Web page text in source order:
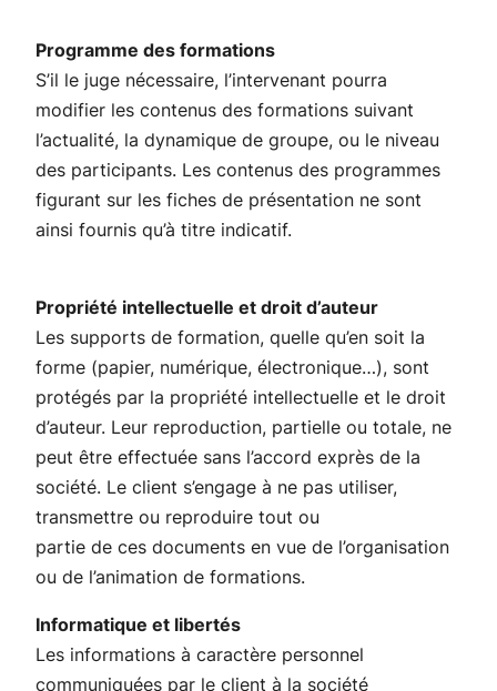
Programme des formations
S’il le juge nécessaire, l’intervenant pourra
modifier les contenus des formations suivant
l’actualité, la dynamique de groupe, ou le niveau
des participants. Les contenus des programmes
figurant sur les fiches de présentation ne sont
ainsi fournis qu’à titre indicatif.
Propriété intellectuelle et droit d’auteur
Les supports de formation, quelle qu’en soit la
forme (papier, numérique, électronique…), sont
protégés par la propriété intellectuelle et le droit
d’auteur. Leur reproduction, partielle ou totale, ne
peut être effectuée sans l’accord exprès de la
société. Le client s’engage à ne pas utiliser,
transmettre ou reproduire tout ou
partie de ces documents en vue de l’organisation
ou de l’animation de formations.
Informatique et libertés
Les informations à caractère personnel
communiquées par le client à la société